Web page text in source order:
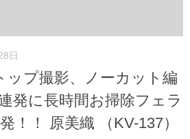
日
ップ撮影、ノーカット編
発に長時間お掃除フェラ
！！ 原美織 （KV-137）